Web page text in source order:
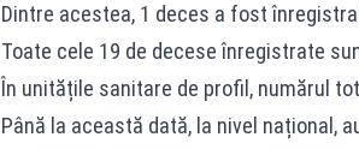
Dintre acestea, 1 deces a fost
Toate cele 19 de decese înregistrate
În unitățile sanitare de profil, numărul
Până la această dată, la nivel național,